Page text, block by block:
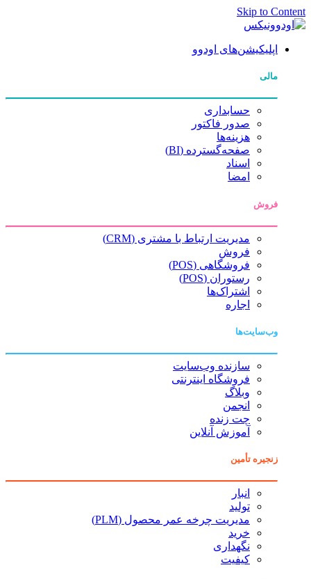
Skip to Content
اپلیکیشن‌های اودوو
مالی
حسابداری
صدور فاکتور
هزینه‌ها
صفحه‌گسترده (BI)
اسناد
امضا
فروش
مدیریت ارتباط با مشتری (CRM)
فروش
فروشگاهی (POS)
رستوران (POS)
اشتراک‌ها
اجاره
وب‌سایت‌ها
سازنده وب‌سایت
فروشگاه اینترنتی
وبلاگ
انجمن
چت زنده
آموزش آنلاین
زنجیره تأمین
انبار
تولید
مدیریت چرخه عمر محصول (PLM)
خرید
نگهداری
کیفیت